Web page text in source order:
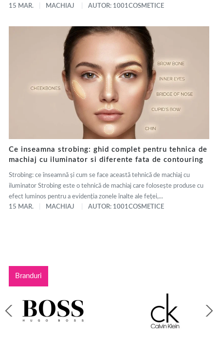
15 MAR. MACHIAJ AUTOR: 1001COSMETICE
Ce inseamna strobing: ghid complet pentru tehnica de
machiaj cu iluminator si diferente fata de contouring
Strobing: ce înseamnă și cum se face această tehnică de machiaj cu
iluminator Strobing este o tehnică de machiaj care folosește produse cu
efect luminos pentru a evidenția zonele înalte ale feței,...
15 MAR.
MACHIAJ AUTOR: 1001COSMETICE
Branduri